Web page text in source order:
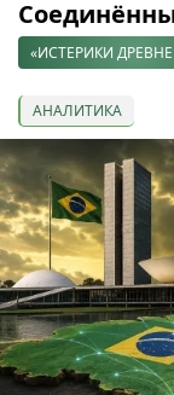
«ИСТЕРИКИ
АНАЛИТИКА